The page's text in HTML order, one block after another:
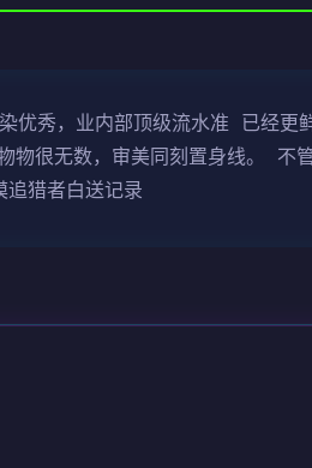
秀，业内部顶级流水准 已经更
很无数，审美同刻置身线。 不
猎者白送记录